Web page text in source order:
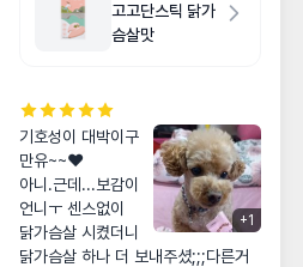
고고단스틱 닭가
슴살맛
+1
기호성이 대박이구
만유~~❤
아니.근데...보감이
언니ㅜ 센스없이
닭가슴살 시켰더니
닭가슴살 하나 더 보내주셨;;;다른거